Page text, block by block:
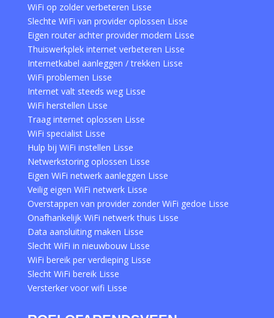
WiFi op zolder verbeteren Lisse
Slechte WiFi van provider oplossen Lisse
Eigen router achter provider modem Lisse
Thuiswerkplek internet verbeteren Lisse
Internetkabel aanleggen / trekken Lisse
WiFi problemen Lisse
Internet valt steeds weg Lisse
WiFi herstellen Lisse
Traag internet oplossen Lisse
WiFi specialist Lisse
Hulp bij WiFi instellen Lisse
Netwerkstoring oplossen Lisse
Eigen WiFi netwerk aanleggen Lisse
Veilig eigen WiFi netwerk Lisse
Overstappen van provider zonder WiFi gedoe Lisse
Onafhankelijk WiFi netwerk thuis Lisse
Data aansluiting maken Lisse
Slecht WiFi in nieuwbouw Lisse
WiFi bereik per verdieping Lisse
Slecht WiFi bereik Lisse
Versterker voor wifi Lisse